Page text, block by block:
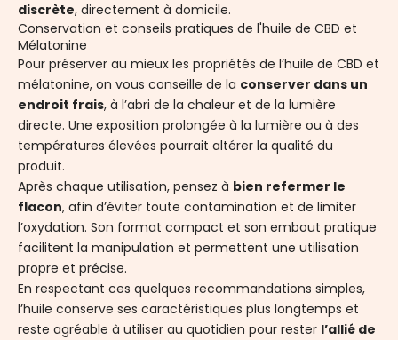
discrète, directement à domicile.
Conservation et conseils pratiques de l'huile de CBD et
Mélatonine
Pour préserver au mieux les propriétés de l’huile de CBD et
mélatonine, on vous conseille de la conserver dans un
endroit frais, à l’abri de la chaleur et de la lumière
directe. Une exposition prolongée à la lumière ou à des
températures élevées pourrait altérer la qualité du
produit.
Après chaque utilisation, pensez à bien refermer le
flacon, afin d’éviter toute contamination et de limiter
l’oxydation. Son format compact et son embout pratique
facilitent la manipulation et permettent une utilisation
propre et précise.
En respectant ces quelques recommandations simples,
l’huile conserve ses caractéristiques plus longtemps et
reste agréable à utiliser au quotidien pour rester l’allié de